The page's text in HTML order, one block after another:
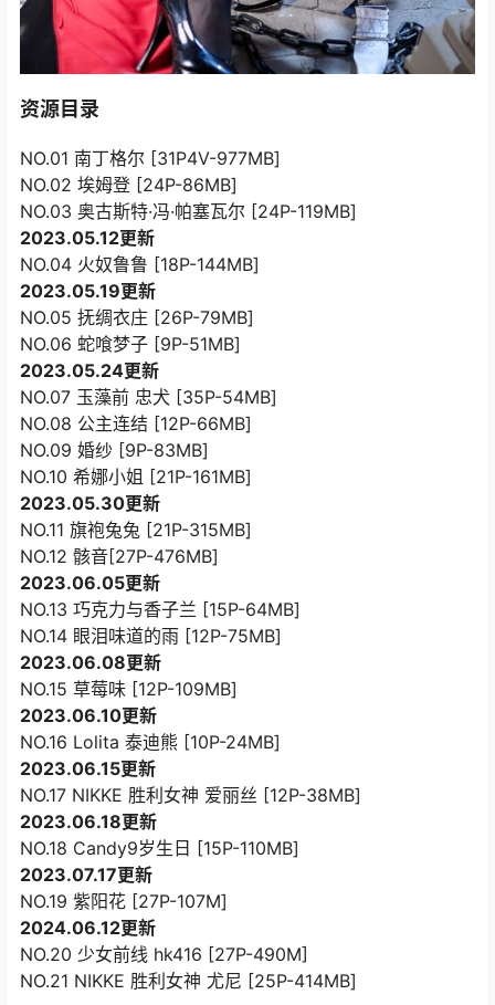
资源目录
NO.01 南丁格尔 [31P4V-977MB]
NO.02 埃姆登 [24P-86MB]
NO.03 奥古斯特·冯·帕塞瓦尔 [24P-119MB]
2023.05.12更新
NO.04 火奴鲁鲁 [18P-144MB]
2023.05.19更新
NO.05 抚绸衣庄 [26P-79MB]
NO.06 蛇喰梦子 [9P-51MB]
2023.05.24更新
NO.07 玉藻前 忠犬 [35P-54MB]
NO.08 公主连结 [12P-66MB]
NO.09 婚纱 [9P-83MB]
NO.10 希娜小姐 [21P-161MB]
2023.05.30更新
NO.11 旗袍兔兔 [21P-315MB]
NO.12 骸音[27P-476MB]
2023.06.05更新
NO.13 巧克力与香子兰 [15P-64MB]
NO.14 眼泪味道的雨 [12P-75MB]
2023.06.08更新
NO.15 草莓味 [12P-109MB]
2023.06.10更新
NO.16 Lolita 泰迪熊 [10P-24MB]
2023.06.15更新
NO.17 NIKKE 胜利女神 爱丽丝 [12P-38MB]
2023.06.18更新
NO.18 Candy9岁生日 [15P-110MB]
2023.07.17更新
NO.19 紫阳花 [27P-107M]
2024.06.12更新
NO.20 少女前线 hk416 [27P-490M]
NO.21 NIKKE 胜利女神 尤尼 [25P-414MB]